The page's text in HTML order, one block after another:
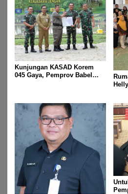
Kunjungan KASAD Korem
045 Gaya, Pemprov Babel